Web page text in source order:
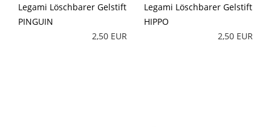
Legami Löschbarer Gelstift
PINGUIN
2,50 EUR
Legami Löschbarer Gelstift
HIPPO
2,50 EUR